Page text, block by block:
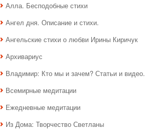
Алла. Бесподобные стихи
Ангел дня. Описание и стихи.
Ангельские стихи о любви Ирины Киричук
Архивариус
Владимир: Кто мы и зачем? Статьи и видео.
Всемирные медитации
Ежедневные медитации
Из Дома: Творчество Светланы